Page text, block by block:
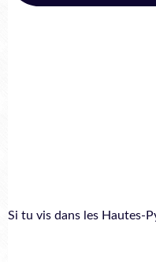
Si tu vis dans les Hautes-